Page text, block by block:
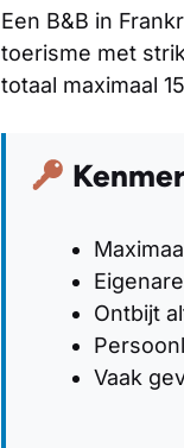
Een B&B in
toerisme met
totaal maximaal
Ontbijt
Vaak